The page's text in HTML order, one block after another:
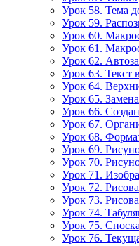
Урок 58. Тема
Урок 59.
Урок 60.
Урок 61.
Урок 62.
Урок 63. Текст
Урок 64.
Урок 65.
Урок 66.
Урок 67.
Урок 68.
Урок 69.
Урок 70.
Урок 71.
Урок 72.
Урок 73.
Урок 74.
Урок 75.
Урок 76.